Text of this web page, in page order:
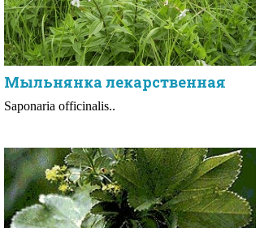
Мыльнянка лекарственная
Saponaria officinalis..